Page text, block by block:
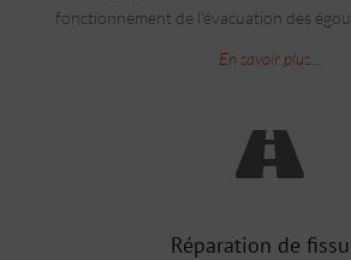
fonctionnement de l’évacuation des
En savoir plus...
Réparation de